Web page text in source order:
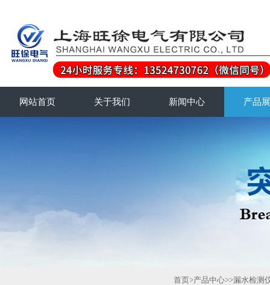
网站首页 关于我们 新闻中心 产品
首页>产品中心>>漏水检测